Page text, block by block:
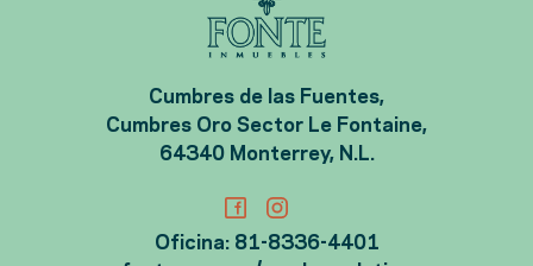
Cumbres de las Fuentes,
Cumbres Oro Sector Le Fontaine,
64340 Monterrey, N.L.
Oficina: 81-8336-4401